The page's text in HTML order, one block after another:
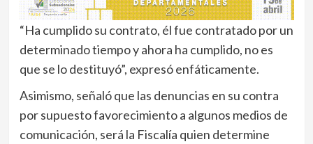
“Ha cumplido su contrato, él fue contratado por un
determinado tiempo y ahora ha cumplido, no es
que se lo destituyó”, expresó enfáticamente.
Asimismo, señaló que las denuncias en su contra
por supuesto favorecimiento a algunos medios de
comunicación, será la Fiscalía quien determine